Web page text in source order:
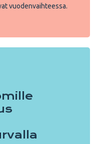
vuodenvaihteessa.